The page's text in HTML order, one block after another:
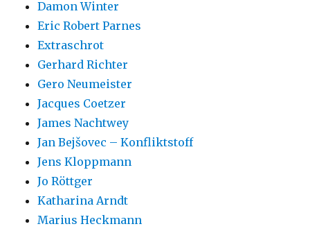
Damon Winter
Eric Robert Parnes
Extraschrot
Gerhard Richter
Gero Neumeister
Jacques Coetzer
James Nachtwey
Jan Bejšovec – Konfliktstoff
Jens Kloppmann
Jo Röttger
Katharina Arndt
Marius Heckmann